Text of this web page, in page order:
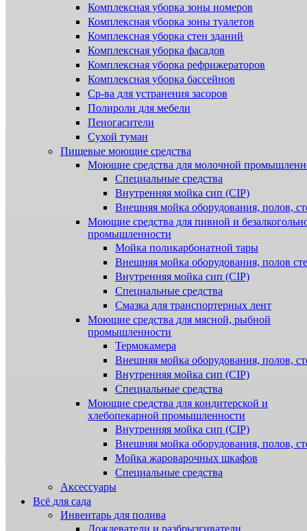
Комплексная уборка зоны номеров
Комплексная уборка зоны туалетов
Комплексная уборка стен зданий
Комплексная уборка фасадов
Комплексная уборка рефрижераторов
Комплексная уборка бассейнов
Ср-ва для устранения засоров
Полироли для мебели
Пеногасители
Сухой туман
Пищевые моющие средства
Моющие средства для молочной
Специальные средства
Внутренняя мойка сип (CIP)
Внешняя мойка оборудования, полов,
Моющие средства для пивной и
промышленности
Мойка поликарбонатной тары
Внешняя мойка оборудования, полов
Внутренняя мойка сип (CIP)
Специальные средства
Смазка для транспортерных лент
Моющие средства для мясной, рыбной
промышленности
Термокамера
Внешняя мойка оборудования, полов,
Внутренняя мойка сип (CIP)
Специальные средства
Моющие средства для кондитерской и
хлебопекарной промышленности
Внутренняя мойка сип (CIP)
Внешняя мойка оборудования, полов,
Мойка жароварочных шкафов
Специальные средства
Аксессуары
Всё для сада
Инвентарь для полива